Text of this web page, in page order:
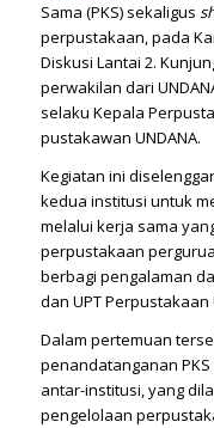
Sama (PKS) sekaligus
perpustakaan, pada
Diskusi Lantai 2.
perwakilan dari
selaku Kepala
pustakawan UNDANA.
Kegiatan ini
kedua institusi untuk
melalui kerja sama
perpustakaan
berbagi pengalaman
dan UPT Perpustakaan
Dalam pertemuan
penandatanganan
antar-institusi, yang
pengelolaan